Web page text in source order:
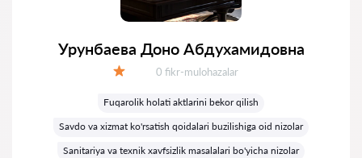
Урунбаева Доно Абдухамидовна
Fikrlar:
0 fikr-mulohazalar
Fuqarolik holati aktlarini bekor qilish
Savdo va xizmat ko'rsatish qoidalari buzilishiga oid nizolar
Sanitariya va texnik xavfsizlik masalalari bo'yicha nizolar